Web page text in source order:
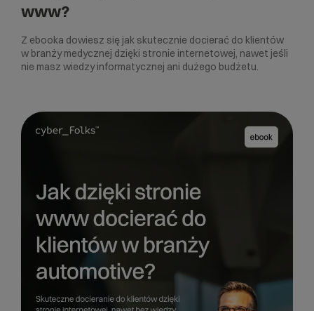
www?
Z ebooka dowiesz się jak skutecznie docierać do klientów
w branży medycznej dzięki stronie internetowej, nawet jeśli
nie masz wiedzy informatycznej ani dużego budżetu.